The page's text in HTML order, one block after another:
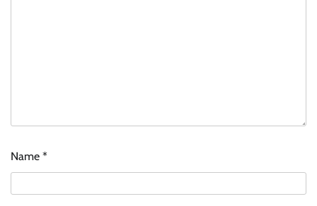
Name *